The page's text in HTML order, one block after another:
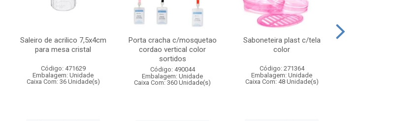
Saleiro de acrilico 7,5x4cm
para mesa cristal
Código: 471629
Embalagem: Unidade
Caixa Com: 36 Unidade(s)
Porta cracha c/mosquetao
cordao vertical color
sortidos
Código: 490044
Embalagem: Unidade
Caixa Com: 360 Unidade(s)
Saboneteira plast c/tela
color
Código: 271364
Embalagem: Unidade
Caixa Com: 48 Unidade(s)